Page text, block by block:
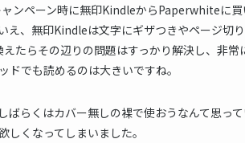
ンペーン時に無印KindleからPaperwhiteに買
え、無印Kindleは文字にギザつきやページ切
たらその辺りの問題はすっかり解決し、非
ドでも読めるのは大きいですね。
ばらくはカバー無しの裸で使おうなんて思っ
くなってしまいました。